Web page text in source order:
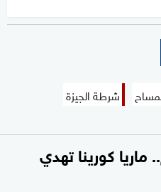
شرطة الجيزة
كورينا تهدي